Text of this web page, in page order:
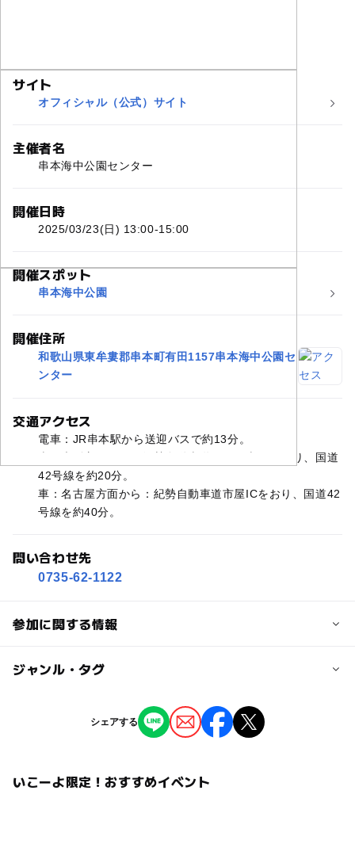
サイト
オフィシャル（公式）サイト
主催者名
串本海中公園センター
開催日時
2025/03/23(日) 13:00-15:00
開催スポット
串本海中公園
開催住所
和歌山県東牟婁郡串本町有田1157串本海中公園セ
ンター
交通アクセス
電車：JR串本駅から送迎バスで約13分。
車：大阪方面から：紀勢自動車道すさみ南ICをおり、国道
42号線を約20分。
車：名古屋方面から：紀勢自動車道市屋ICをおり、国道42
号線を約40分。
問い合わせ先
0735-62-1122
参加に関する情報
対象年齢
注意・制限事項
ジャンル・タグ
シェアする
いこーよ限定！おすすめイベント